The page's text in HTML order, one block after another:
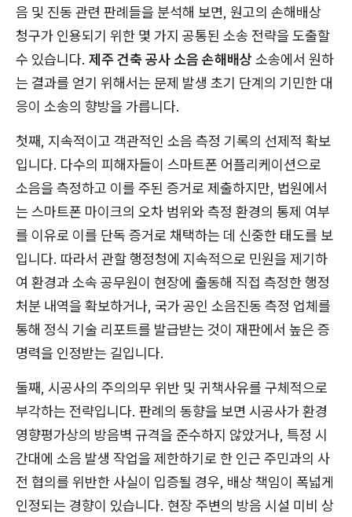
음 및 진동 관련 판례들을 분석해 보면, 원고의 손해배상
청구가 인용되기 위한 몇 가지 공통된 소송 전략을 도출할
수 있습니다. 제주 건축 공사 소음 손해배상 소송에서 원하
는 결과를 얻기 위해서는 문제 발생 초기 단계의 기민한 대
응이 소송의 향방을 가릅니다.
첫째, 지속적이고 객관적인 소음 측정 기록의 선제적 확보
입니다. 다수의 피해자들이 스마트폰 어플리케이션으로
소음을 측정하고 이를 주된 증거로 제출하지만, 법원에서
는 스마트폰 마이크의 오차 범위와 측정 환경의 통제 여부
를 이유로 이를 단독 증거로 채택하는 데 신중한 태도를 보
입니다. 따라서 관할 행정청에 지속적으로 민원을 제기하
여 환경과 소속 공무원이 현장에 출동해 직접 측정한 행정
처분 내역을 확보하거나, 국가 공인 소음진동 측정 업체를
통해 정식 기술 리포트를 발급받는 것이 재판에서 높은 증
명력을 인정받는 길입니다.
둘째, 시공사의 주의의무 위반 및 귀책사유를 구체적으로
부각하는 전략입니다. 판례의 동향을 보면 시공사가 환경
영향평가상의 방음벽 규격을 준수하지 않았거나, 특정 시
간대에 소음 발생 작업을 제한하기로 한 인근 주민과의 사
전 협의를 위반한 사실이 입증될 경우, 배상 책임이 폭넓게
인정되는 경향이 있습니다. 현장 주변의 방음 시설 미비 상